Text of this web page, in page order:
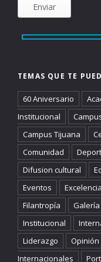
TEMAS QUE TE
60 Aniversario
Institucional
Campus Tijuana
Comunidad
Difusion cultural
Eventos
Filantropía
Galería
Institucional
Liderazgo
Opinión
Internacionales